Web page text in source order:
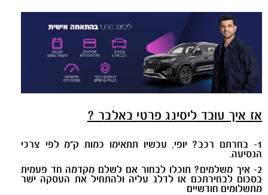
אז איך עובד ליסינג פרטי באלבר ?
1- בחרתם רכב? יופי, עכשיו תתאימו כמות ק"מ לפי צרכי
הנסיעה.
2- איך משלמים? תוכלו לבחור אם לשלם מקדמה חד פעמית
בסכום לבחירתכם או לדלג עליה ולהתחיל את העסקה ישר
מתשלומים חודשיים